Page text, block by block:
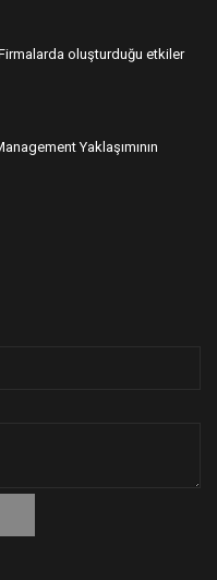
oluşturduğu etkiler
Yaklaşımının